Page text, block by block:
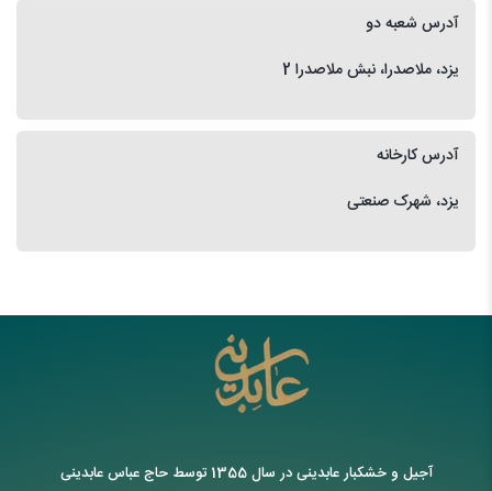
آدرس شعبه دو
یزد، ملاصدرا، نبش ملاصدرا 2
آدرس کارخانه
یزد، شهرک صنعتی
آجیل و خشکبار عابدینی در سال 1355 توسط حاج عباس عابدینی